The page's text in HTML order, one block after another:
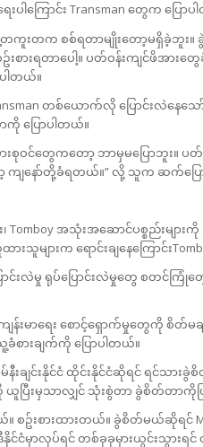
ါကြောင်း Transman တွေက ပြောပ
တကူးတက စစ်ရတာမျိုးတော့မရှိခဲ့ဘူ
စားရတာပေါ့။ ပတ်ဝန်းကျင်ဖိအား
ါတယ်။
တစ်ယောက်လို ပြောင်းလဲန
ပြောပါတယ်။
းစုဝင်တွေကတော့ ဘာမှမပြောဘူး။
ကျနော်တို့ခံရတယ်။” လို့ သူက ဆက်ပြေ
Tomboy အသုံးအဆောင်ပစ္စည်းမျာ
ထားသူများက ရောင်းချနေကြောင်း
ောင်းလဲမှု ရုပ်ပြောင်းလဲမှုတွေ စတင်
းမာရေး စောင့်ရှောက်မှုတွေကို စိတ်မ
စားချက်ကို ပြောပါတယ်။
ချင်းနိုင်ငံ ထိုင်းနိုင်ငံဆိုရင် ရင်သားခွဲစိ
ယူပြီးမှသာလျှင် သုံးစွဲတာ ခွဲစိတ်တာကို
စဥ်းစားထားတယ်။ ခွဲစိတ်မယ်ဆိုရင်
ဒီနိုင်ငံမှာလုပ်ရင် တစ်ခုခုမှားယွင်းသွ